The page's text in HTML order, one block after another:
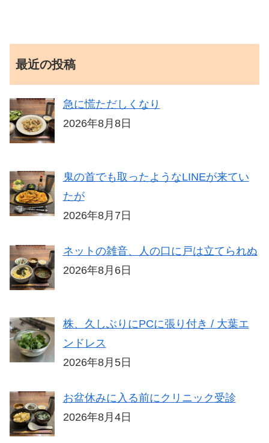
最近の投稿
急に慌ただしくなり
2026年8月8日
鬼の首でも取ったようなLINEが来てい
たが
2026年8月7日
ネットの雑音、人の口に戸は立てられぬ
2026年8月6日
株、久しぶりにPCに張り付き / 大葉エ
ンドレス
2026年8月5日
お盆休みに入る前にクリニック受診
2026年8月4日